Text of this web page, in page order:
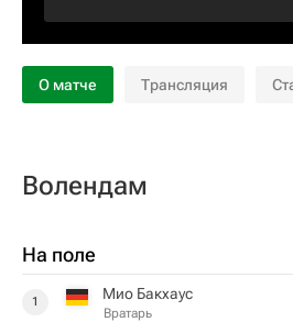
О матче Трансляция
Волендам
На поле
1 Мио Бакхаус
Вратарь